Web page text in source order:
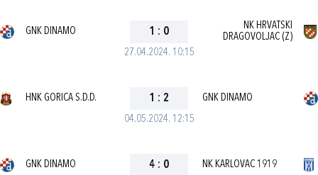
27.04.2024. 10:15
GNK DINAMO 1 : 0
NK HRVATSKI
DRAGOVOLJAC (Z)
04.05.2024. 12:15
HNK GORICA S.D.D. 1 : 2 GNK DINAMO
GNK DINAMO 4 : 0 NK KARLOVAC 1919